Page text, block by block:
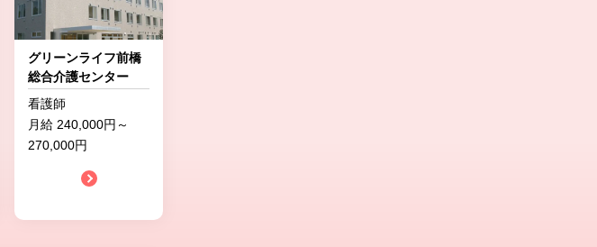
グリーンライフ前橋
総合介護センター
看護師
月給 240,000円～
270,000円